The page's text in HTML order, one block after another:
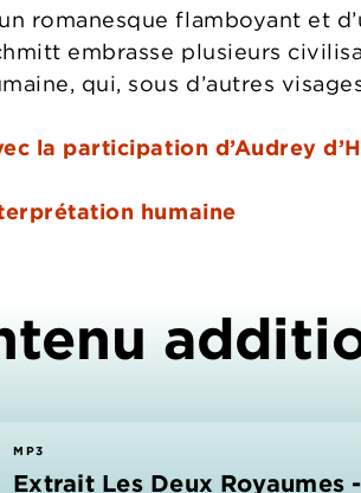
romanesque flamboyant et
embrasse plusieurs
qui, sous d’autres
la participation d’Audrey
humaine
MP3
Extrait Les Deux Royaumes